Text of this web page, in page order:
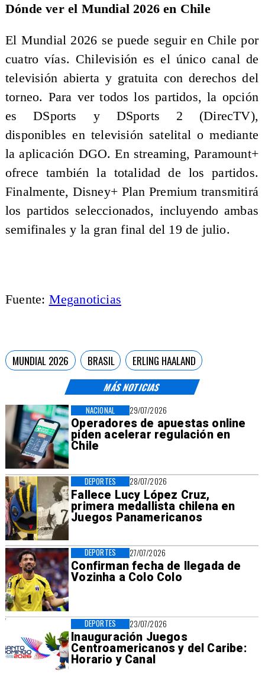
MÁS NOTICIAS
29/07/2026
Operadores de apuestas online
piden acelerar regulación en
Chile
NACIONAL
28/07/2026
Fallece Lucy López Cruz,
primera medallista chilena en
Juegos Panamericanos
DEPORTES
27/07/2026
Confirman fecha de llegada de
Vozinha a Colo Colo
DEPORTES
23/07/2026
Inauguración Juegos
Centroamericanos y del Caribe:
Horario y Canal
DEPORTES
Dónde ver el Mundial 2026 en Chile
El Mundial 2026 se puede seguir en Chile por
cuatro vías. Chilevisión es el único canal de
televisión abierta y gratuita con derechos del
torneo. Para ver todos los partidos, la opción
es DSports y DSports 2 (DirecTV),
disponibles en televisión satelital o mediante
la aplicación DGO. En streaming, Paramount+
ofrece también la totalidad de los partidos.
Finalmente, Disney+ Plan Premium transmitirá
los partidos seleccionados, incluyendo ambas
semifinales y la gran final del 19 de julio.
Fuente: Meganoticias
MUNDIAL 2026 BRASIL ERLING HAALAND